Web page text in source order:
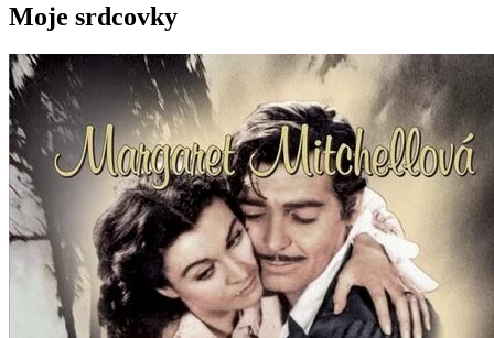
Moje srdcovky